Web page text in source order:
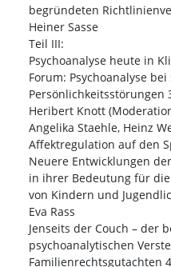
begründeten
Heiner Sasse
Teil III:
Psychoanalyse heute in
Forum: Psychoanalyse
Persönlichkeitsstörungen
Heribert Knott
Angelika Staehle, Heinz
Affektregulation auf den
Neuere Entwicklungen
in ihrer Bedeutung für
von Kindern und
Eva Rass
Jenseits der Couch – der
psychoanalytischen
Familienrechtsgutachten